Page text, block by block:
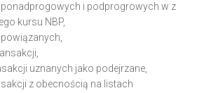
i podprogrowych w z
kursu NBP,
uznanych jako podejrzane,
z obecnością na listach